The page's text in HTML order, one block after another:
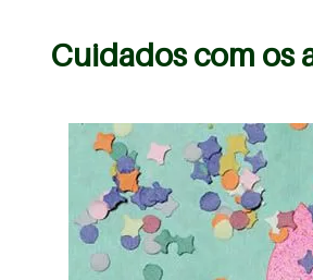
Cuidados com os